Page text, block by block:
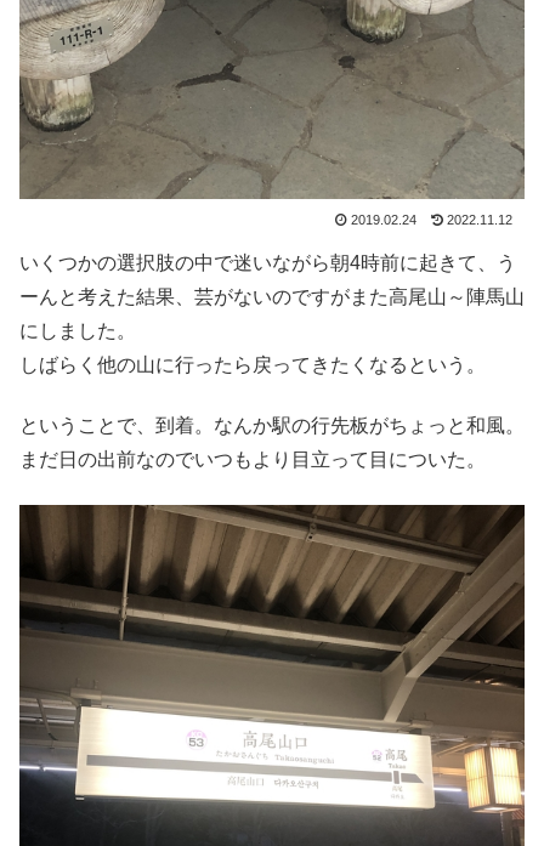
2019.02.24 2022.11.12
いくつかの選択肢の中で迷いながら朝4時前に起きて、う
ーんと考えた結果、芸がないのですがまた高尾山～陣馬山
にしました。
しばらく他の山に行ったら戻ってきたくなるという。
ということで、到着。なんか駅の行先板がちょっと和風。
まだ日の出前なのでいつもより目立って目についた。